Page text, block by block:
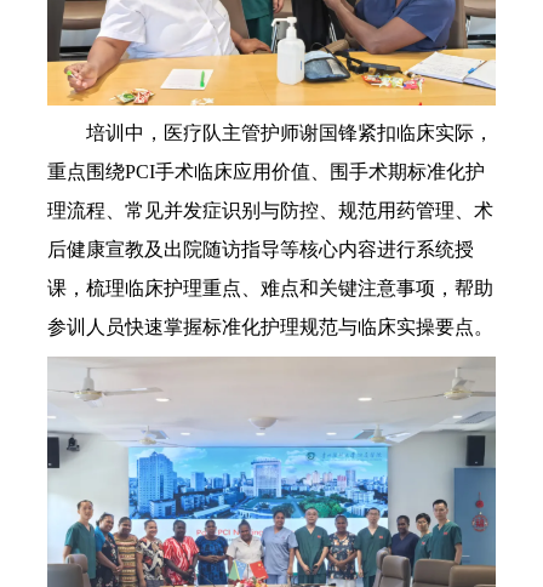
培训中，医疗队主管护师谢国锋紧扣临床实际，
重点围绕PCI手术临床应用价值、围手术期标准化护
理流程、常见并发症识别与防控、规范用药管理、术
后健康宣教及出院随访指导等核心内容进行系统授
课，梳理临床护理重点、难点和关键注意事项，帮助
参训人员快速掌握标准化护理规范与临床实操要点。